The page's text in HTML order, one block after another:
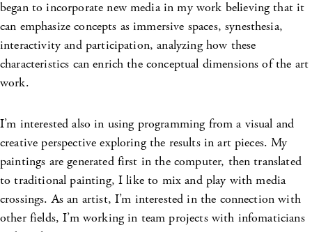
began to incorporate new media in my work believing that it
can emphasize concepts as immersive spaces, synesthesia,
interactivity and participation, analyzing how these
characteristics can enrich the conceptual dimensions of the art
work.
I’m interested also in using programming from a visual and
creative perspective exploring the results in art pieces. My
paintings are generated first in the computer, then translated
to traditional painting, I like to mix and play with media
crossings. As an artist, I’m interested in the connection with
other fields, I’m working in team projects with infomaticians